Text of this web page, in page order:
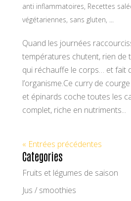
anti inflammatoires, Recettes
végétariennes, sans gluten, ...
Quand les journées
températures chutent, rien de
qui réchauffe le corps… et fait
l’organisme.Ce curry de
et épinards coche toutes les
complet, riche en nutriments...
« Entrées précédentes
Categories
Fruits et légumes de saison
Jus / smoothies